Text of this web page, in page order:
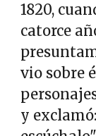
1820,
catorce
vio sobre
y